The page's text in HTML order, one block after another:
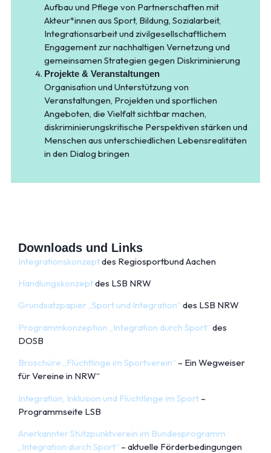
Aufbau und Pflege von Partnerschaften mit
Akteur*innen aus Sport, Bildung, Sozialarbeit,
Integrationsarbeit und zivilgesellschaftlichem
Engagement zur nachhaltigen Vernetzung und
gemeinsamen Strategien gegen Diskriminierung
Projekte & Veranstaltungen
Organisation und Unterstützung von
Veranstaltungen, Projekten und sportlichen
Angeboten, die Vielfalt sichtbar machen,
diskriminierungskritische Perspektiven stärken und
Menschen aus unterschiedlichen Lebensrealitäten
in den Dialog bringen
Downloads und Links
Integrationskonzeptdes Regiosportbund Aachen
Handlungskonzeptdes LSB NRW
Grundsatzpapier „Sport und Integration“ des LSB NRW
Programmkonzeption „Integration durch Sport“ des
DOSB
Broschüre „Flüchtlinge im Sportverein“ – Ein Wegweiser
für Vereine in NRW“
Integration, Inklusion und Flüchtlinge im Sport –
Programmseite LSB
Anerkannter Stützpunktverein im Bundesprogramm
„Integration durch Sport“ – aktuelle Förderbedingungen